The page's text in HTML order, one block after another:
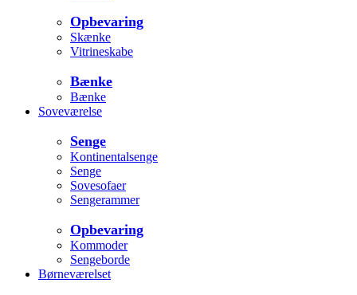
Opbevaring
Skænke
Vitrineskabe
Bænke
Bænke
Soveværelse
Senge
Kontinentalsenge
Senge
Sovesofaer
Sengerammer
Opbevaring
Kommoder
Sengeborde
Børneværelset